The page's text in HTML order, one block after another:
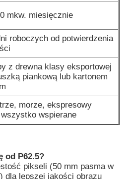
mkw. miesięcznie
roboczych od potwierdzenia
z drewna klasy eksportowej
piankową lub kartonem
morze, ekspresowy
wspierane
od P62.5?
pikseli (50 mm pasma w
dla lepszej jakości obrazu